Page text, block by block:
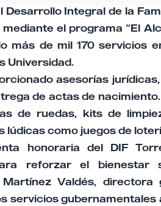
Integral de la
el programa “El
más de mil 170 servicios
Universidad.
asesorías
de actas de
de ruedas, kits de
lúdicas como juegos de
honoraria del DIF
reforzar el bienestar
Valdés, directora
servicios gubernamentales